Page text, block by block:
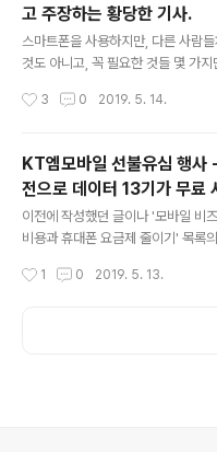
아니고, 모 카페에 올라오는 글을 보
를 해본다. 국내 제품은 3G 32G이
4G이다. 국내 제품은 삼성페이가 지
니라, 가격이 꽤 차이난다는 점이
고 주장하는 황당한 기사.
스마트폰을 사용하지만, 다른 사람
것도 아니고, 꼭 필요한 것들 몇 가지
른다. 가성비 스마트폰을 좋아하다보
본다. * 이런 기사에 낚여서 좋지도
않았으면 하는 바람으로 적어본다.
촌철살IT 30만원대 갤럭시A30 프
폰 | 한경닷컴 @ 2019.5.13 갤럭시
디스플레이: 6.4인치 FHD+ 슈퍼 아
옥타 코어 카메라: 후면 13MP(f/1.7..
3 0 2019. 5. 14.
KT엠모바일 선불유심 행사
전으로 데이터 13기가 무료
실수? 실수더라도 최하 1.3
이전에 작성했던 글이나 '모바일 비
비용과 휴대폰 요금제 줄이기' 목록
수준으로 통신 요금을 지출했었고,
건 제공을 5,390원에 이용하고 있다
1 0 2019. 5. 13.